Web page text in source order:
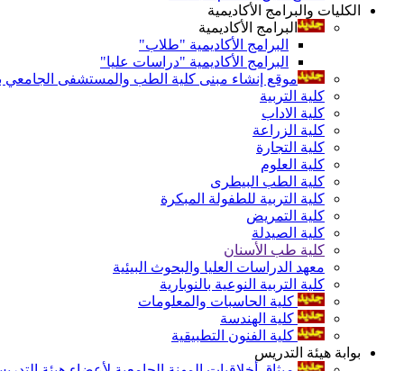
الكليات والبرامج الأكاديمية
البرامج الأكاديمية
البرامج الأكاديمية "طلاب"
البرامج الأكاديمية "دراسات عليا"
موقع إنشاء مبنى كلية الطب والمستشفى الجامعي
كلية التربية
كلية الاداب
كلية الزراعة
كلية التجارة
كلية العلوم
كلية الطب البيطرى
كلية التربية للطفولة المبكرة
كلية التمريض
كلية الصيدلة
كلية طب الأسنان
معهد الدراسات العليا والبحوث البيئية
كلية التربية النوعية بالنوبارية
كلية الحاسبات والمعلومات
كلية الهندسة
كلية الفنون التطبيقية
بوابة هيئة التدريس